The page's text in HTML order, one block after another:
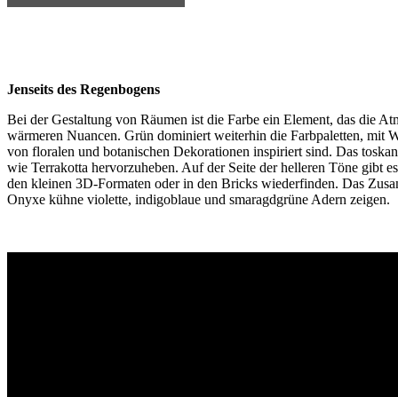
Jenseits des Regenbogens
Bei der Gestaltung von Räumen ist die Farbe ein Element, das die
wärmeren Nuancen. Grün dominiert weiterhin die Farbpaletten,
von floralen und botanischen Dekorationen inspiriert sind. Das
wie Terrakotta hervorzuheben. Auf der Seite der helleren Töne gibt
den kleinen 3D-Formaten oder in den Bricks wiederfinden. Das
Onyxe kühne violette, indigoblaue und smaragdgrüne Adern zeigen.